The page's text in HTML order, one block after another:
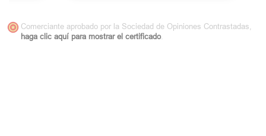
Comerciante aprobado por la Sociedad de Opiniones Contrastadas,
haga clic aquí para mostrar el certificado.